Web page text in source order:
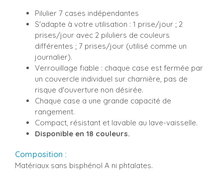
Pilulier 7 cases indépendantes
S'adapte à votre utilisation : 1 prise/jour ; 2
prises/jour avec 2 piluliers de couleurs
différentes ; 7 prises/jour (utilisé comme un
journalier).
Verrouillage fiable : chaque case est fermée par
un couvercle individuel sur charnière, pas de
risque d'ouverture non désirée.
Chaque case a une grande capacité de
rangement.
Compact, résistant et lavable au lave-vaisselle.
Disponible en 18 couleurs.
Composition :
Matériaux sans bisphénol A ni phtalates.